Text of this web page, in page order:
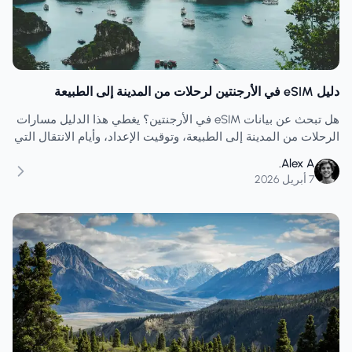
دليل eSIM في الأرجنتين لرحلات من المدينة إلى الطبيعة
هل تبحث عن بيانات eSIM في الأرجنتين؟ يغطي هذا الدليل مسارات
الرحلات من المدينة إلى الطبيعة، وتوقيت الإعداد، وأيام الانتقال التي
Alex A.
7 أبريل 2026